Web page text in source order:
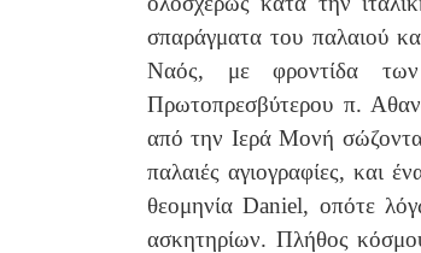
σπαράγματα του παλαιού
Ναός, με φροντίδα των
Πρωτοπρεσβύτερου π.
από την Ιερά Μονή
παλαιές αγιογραφίες, και
θεομηνία Daniel, οπότε
ασκητηρίων. Πλήθος